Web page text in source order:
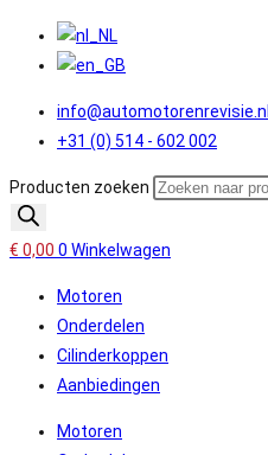
info@automotorenrevisie.nl
+31 (0) 514 - 602 002
Producten zoeken
€ 0,00 0 Winkelwagen
Motoren
Onderdelen
Cilinderkoppen
Aanbiedingen
Motoren